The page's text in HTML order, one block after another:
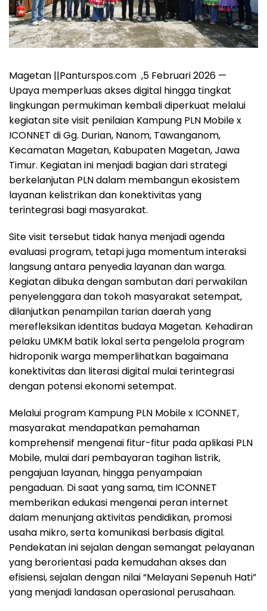
Magetan ||Panturspos.com ,5 Februari 2026 —
Upaya memperluas akses digital hingga tingkat
lingkungan permukiman kembali diperkuat melalui
kegiatan site visit penilaian Kampung PLN Mobile x
ICONNET di Gg. Durian, Nanom, Tawanganom,
Kecamatan Magetan, Kabupaten Magetan, Jawa
Timur. Kegiatan ini menjadi bagian dari strategi
berkelanjutan PLN dalam membangun ekosistem
layanan kelistrikan dan konektivitas yang
terintegrasi bagi masyarakat.
Site visit tersebut tidak hanya menjadi agenda
evaluasi program, tetapi juga momentum interaksi
langsung antara penyedia layanan dan warga.
Kegiatan dibuka dengan sambutan dari perwakilan
penyelenggara dan tokoh masyarakat setempat,
dilanjutkan penampilan tarian daerah yang
merefleksikan identitas budaya Magetan. Kehadiran
pelaku UMKM batik lokal serta pengelola program
hidroponik warga memperlihatkan bagaimana
konektivitas dan literasi digital mulai terintegrasi
dengan potensi ekonomi setempat.
Melalui program Kampung PLN Mobile x ICONNET,
masyarakat mendapatkan pemahaman
komprehensif mengenai fitur-fitur pada aplikasi PLN
Mobile, mulai dari pembayaran tagihan listrik,
pengajuan layanan, hingga penyampaian
pengaduan. Di saat yang sama, tim ICONNET
memberikan edukasi mengenai peran internet
dalam menunjang aktivitas pendidikan, promosi
usaha mikro, serta komunikasi berbasis digital.
Pendekatan ini sejalan dengan semangat pelayanan
yang berorientasi pada kemudahan akses dan
efisiensi, sejalan dengan nilai “Melayani Sepenuh Hati”
yang menjadi landasan operasional perusahaan.